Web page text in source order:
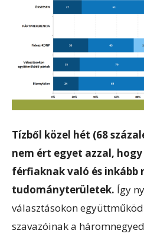
Tízből közel hét (68
nem ért egyet azzal,
férfiaknak való és inkább
tudományterületek. Így
választásokon
szavazóinak a